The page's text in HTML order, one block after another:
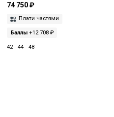
74 750 ₽
Плати частями
Баллы +12 708 ₽
42 44 48